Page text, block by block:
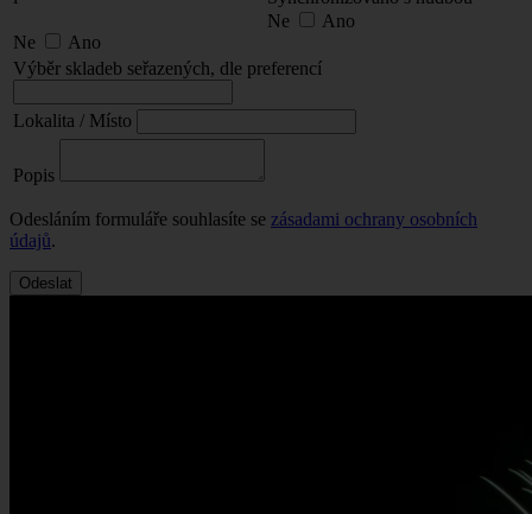
Ne Ano
Ne
Ano
Výběr skladeb seřazených, dle preferencí
Lokalita / Místo
Popis
Odesláním formuláře souhlasíte se zásadami ochrany osobních
údajů.
Odeslat